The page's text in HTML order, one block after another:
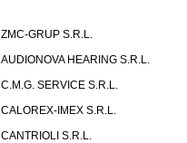
ZMC-GRUP S.R.L.
AUDIONOVA HEARING S.R.L.
C.M.G. SERVICE S.R.L.
CALOREX-IMEX S.R.L.
CANTRIOLI S.R.L.